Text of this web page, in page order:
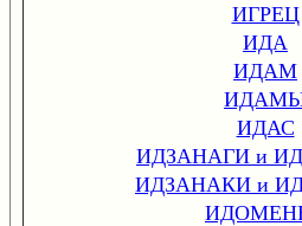
ИГРЕЦ
ИДА
ИДАМ
ИДАС
ИДЗАНАГИ и
ИДЗАНАКИ и